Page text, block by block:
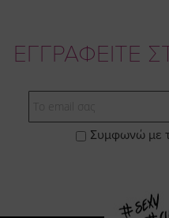
ΕΓΓΡΑΦΕΙΤΕ
Συμφωνώ με